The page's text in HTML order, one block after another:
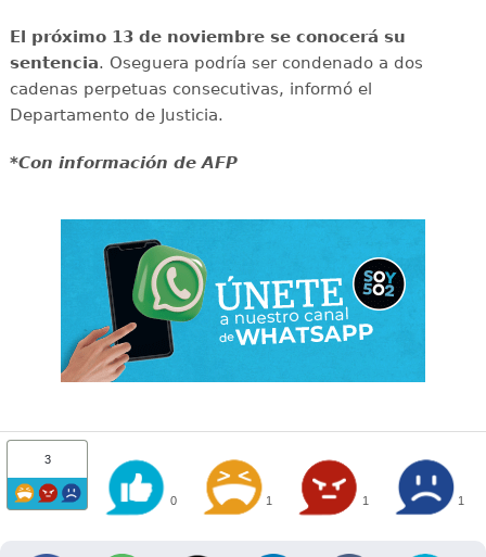
El próximo 13 de noviembre se conocerá su
sentencia. Oseguera podría ser condenado a dos
cadenas perpetuas consecutivas, informó el
Departamento de Justicia.
*Con información de AFP
3
0 1 1 1